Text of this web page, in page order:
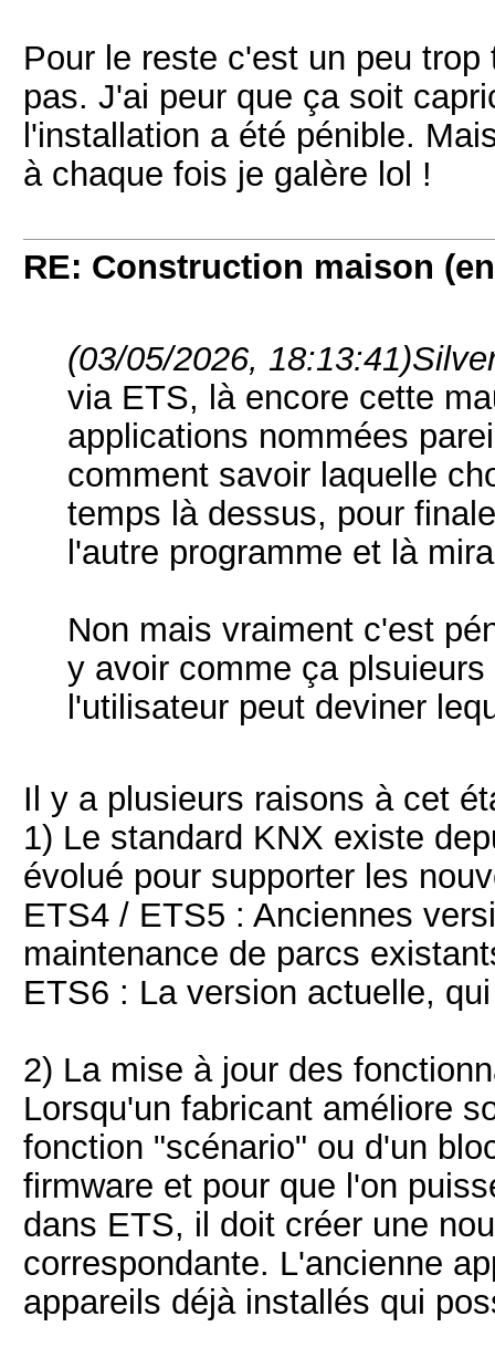
Pour le reste c'est un peu
pas. J'ai peur que ça soit
l'installation a été pénible.
à chaque fois je galère lol !
RE: Construction maison
(03/05/2026, 18:13:41)
via ETS, là encore cette
applications nommées
comment savoir laquelle
temps là dessus, pour
l'autre programme et là
Non mais vraiment c'est
y avoir comme ça
l'utilisateur peut deviner
Il y a plusieurs raisons à cet
1) Le standard KNX existe
évolué pour supporter les
ETS4 / ETS5 : Anciennes
maintenance de parcs
ETS6 : La version actuelle,
2) La mise à jour des
Lorsqu'un fabricant améliore
fonction "scénario" ou d'un
firmware et pour que l'on
dans ETS, il doit créer une
correspondante. L'ancienne
appareils déjà installés qui